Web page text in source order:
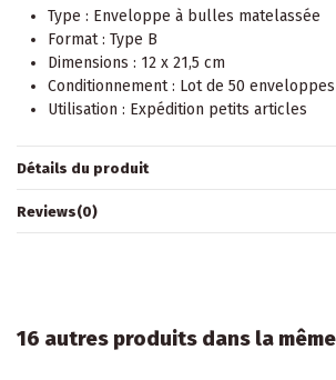
Type : Enveloppe à bulles matelassée
Format : Type B
Dimensions : 12 x 21,5 cm
Conditionnement : Lot de 50 enveloppes
Utilisation : Expédition petits articles
Détails du produit
Reviews(0)
16 autres produits dans la